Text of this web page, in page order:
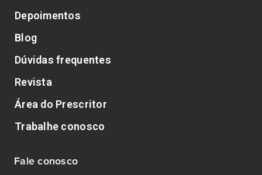
Depoimentos
Blog
Dúvidas frequentes
Revista
Área do Prescritor
Trabalhe conosco
Fale conosco